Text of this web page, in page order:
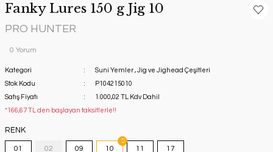
Fanky Lures 150 g Jig 10
PRO HUNTER
0 Yorum
Kategori Suni Yemler ,Jig ve Jighead Çeşitleri
Stok Kodu
P104215010
Satış Fiyatı
1.000,02 TL Kdv Dahil
*166,67 TL den başlayan taksitlerle!!
RENK
01 02 09 10 11 17